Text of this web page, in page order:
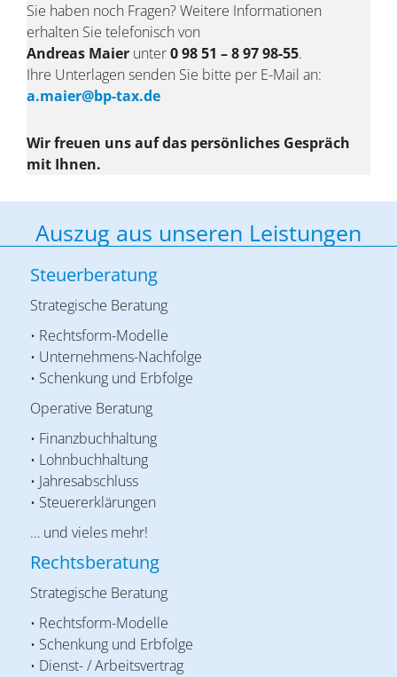
Sie haben noch Fragen? Weitere Informationen
erhalten Sie telefonisch von
Andreas Maier unter0 98 51 – 8 97 98-55.
Ihre Unterlagen senden Sie bitte per E-Mail an:
a.maier@bp-tax.de
Wir freuen uns auf das persönliches Gespräch
mit Ihnen.
Auszug aus unseren Leistungen
Steuerberatung
Strategische Beratung
• Rechtsform-Modelle
• Unternehmens-Nachfolge
• Schenkung und Erbfolge
Operative Beratung
• Finanzbuchhaltung
• Lohnbuchhaltung
• Jahresabschluss
• Steuererklärungen
… und vieles mehr!
Rechtsberatung
Strategische Beratung
• Rechtsform-Modelle
• Schenkung und Erbfolge
• Dienst- / Arbeitsvertrag